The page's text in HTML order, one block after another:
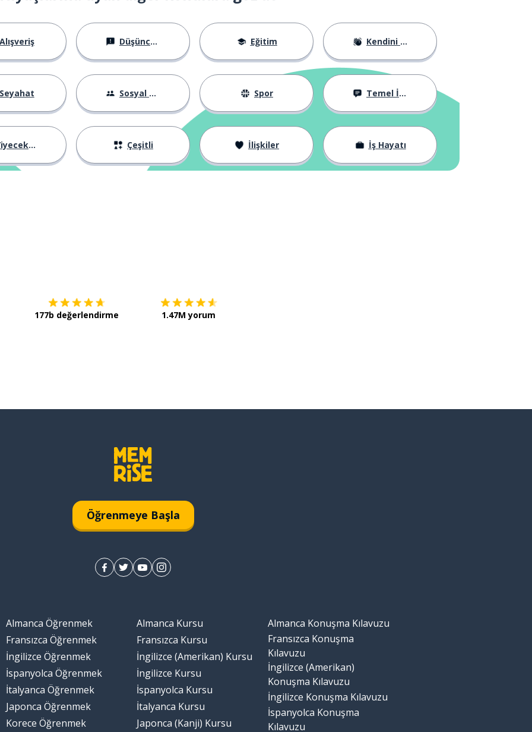
Alışveriş Düşünceler Eğitim Kendini Tanıtma
Seyahat Sosyal Hayat Spor Temel İfadeler
Çeşitli İlişkiler İş Hayatı
177b değerlendirme 1.47M yorum
Öğrenmeye Başla
Almanca Öğrenmek
Fransızca Öğrenmek
İngilizce Öğrenmek
İspanyolca Öğrenmek
İtalyanca Öğrenmek
Japonca Öğrenmek
Korece Öğrenmek
Almanca Kursu
Fransızca Kursu
İngilizce (Amerikan) Kursu
İngilizce Kursu
İspanyolca Kursu
İtalyanca Kursu
Japonca (Kanji) Kursu
Almanca Konuşma Kılavuzu
Fransızca Konuşma
Kılavuzu
İngilizce (Amerikan)
Konuşma Kılavuzu
İngilizce Konuşma Kılavuzu
İspanyolca Konuşma
Kılavuzu